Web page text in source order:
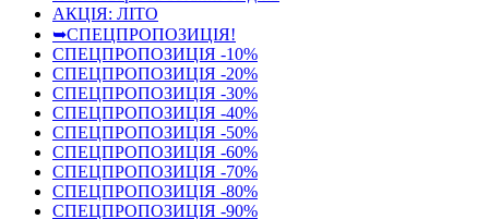
АКЦІЯ: ЛІТО
➥СПЕЦПРОПОЗИЦІЯ!
СПЕЦПРОПОЗИЦІЯ -10%
СПЕЦПРОПОЗИЦІЯ -20%
СПЕЦПРОПОЗИЦІЯ -30%
СПЕЦПРОПОЗИЦІЯ -40%
СПЕЦПРОПОЗИЦІЯ -50%
СПЕЦПРОПОЗИЦІЯ -60%
СПЕЦПРОПОЗИЦІЯ -70%
СПЕЦПРОПОЗИЦІЯ -80%
СПЕЦПРОПОЗИЦІЯ -90%